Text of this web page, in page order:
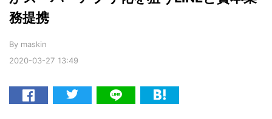
2020-03-27 13:49
務提携
By maskin
RE:LIFE
Re:Work
[Startup]
[Voice Edition]
ニューノーマル
Daily Weekly